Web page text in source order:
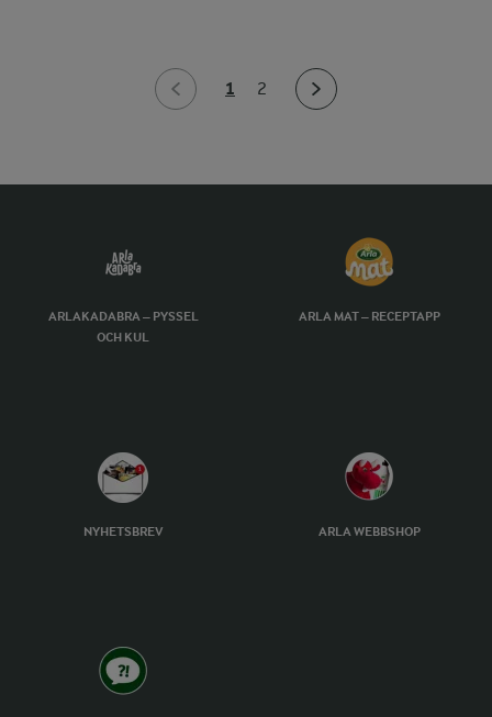
1 2
ARLAKADABRA – PYSSEL
OCH KUL
ARLA MAT – RECEPTAPP
NYHETSBREV ARLA WEBBSHOP